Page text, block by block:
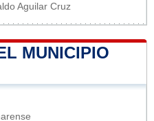
Aguilar Cruz
MUNICIPIO